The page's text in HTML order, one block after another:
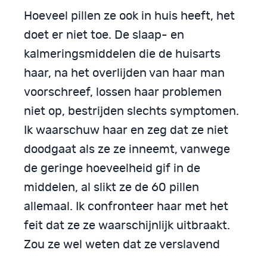
Hoeveel pillen ze ook in huis heeft, het
doet er niet toe. De slaap- en
kalmeringsmiddelen die de huisarts
haar, na het overlijden van haar man
voorschreef, lossen haar problemen
niet op, bestrijden slechts symptomen.
Ik waarschuw haar en zeg dat ze niet
doodgaat als ze ze inneemt, vanwege
de geringe hoeveelheid gif in de
middelen, al slikt ze de 60 pillen
allemaal. Ik confronteer haar met het
feit dat ze ze waarschijnlijk uitbraakt.
Zou ze wel weten dat ze verslavend